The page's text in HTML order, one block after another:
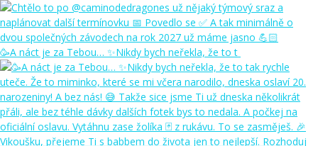
🥳A náct je za Tebou… ✨Nikdy bych neřekla, že to t